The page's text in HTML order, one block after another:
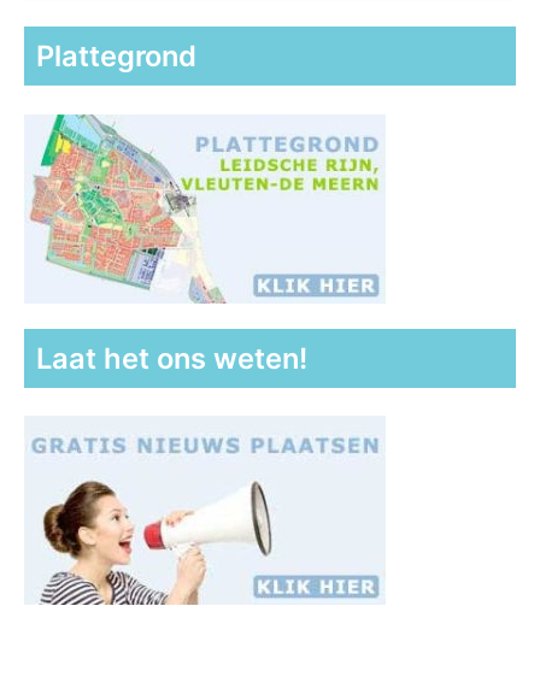
Plattegrond
Laat het ons weten!